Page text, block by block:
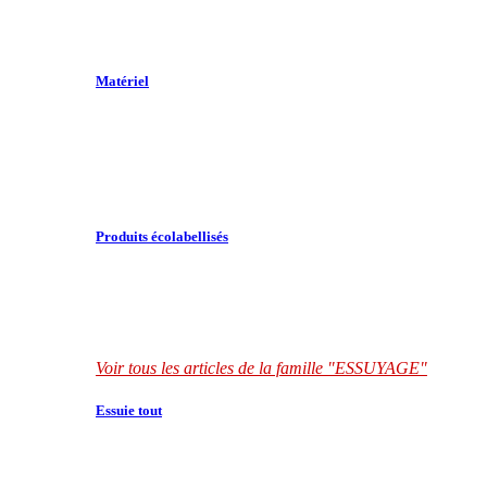
Matériel
Produits écolabellisés
Voir tous les articles de la famille "ESSUYAGE"
Essuie tout